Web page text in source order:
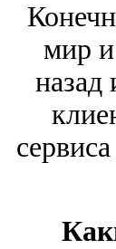
мир
назад